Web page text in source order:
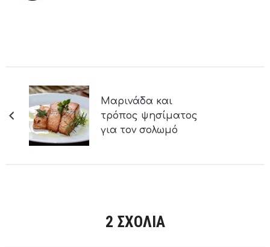
Μαρινάδα και
τρόπος ψησίματος
για τον σολωμό
2 ΣΧΌΛΙΑ